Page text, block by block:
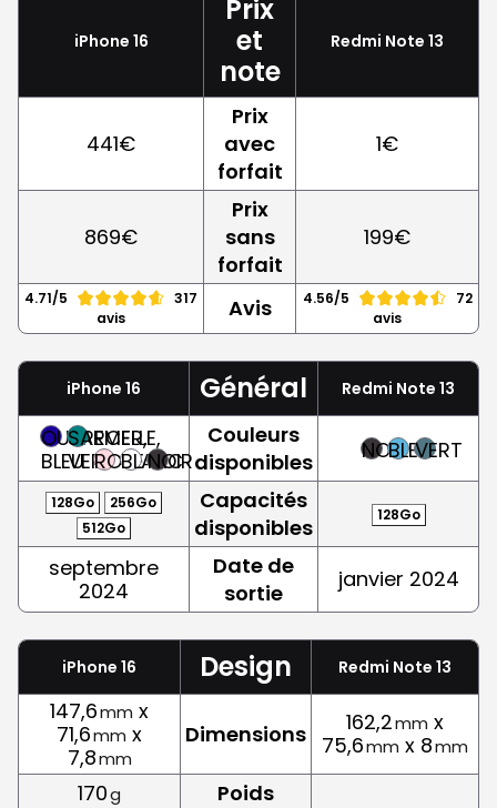
iPhone 16
Prix
et
note
Redmi Note 13
441€
Prix
avec
forfait
1€
869€
Prix
sans
forfait
199€
4.71/5
317
avis
Avis 4.56/5
72
avis
iPhone 16 Général Redmi Note 13
OUTREMER,
BLEU
SARCELLE,
VERTROSEBLANC
NOIR
Couleurs
disponibles
NOIRBLEUVERT
128Go
256Go
512Go
Capacités
disponibles
128Go
septembre
2024
Date de
sortie
janvier 2024
iPhone 16 Design Redmi Note 13
147,6mm x
71,6mm x
7,8mm
Dimensions 162,2mm x
75,6mm x 8mm
170g
Poids